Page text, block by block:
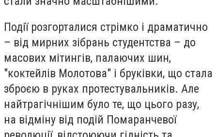
Події розгорталися стрімко і драматично
– від мирних зібрань студентства – до
масових мітингів, палаючих шин,
"коктейлів Молотова" і бруківки, що стала
зброєю в руках протестувальників. Але
найтрагічнішим було те, що цього разу,
на відміну від подій Помаранчевої